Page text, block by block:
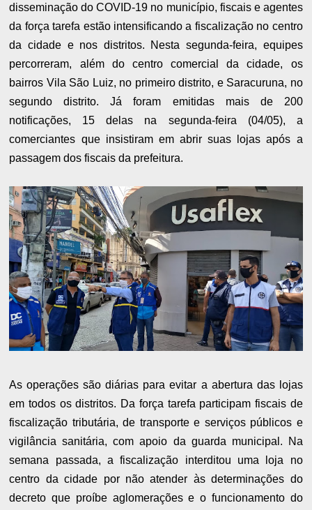
disseminação do COVID-19 no município, fiscais e agentes
da força tarefa estão intensificando a fiscalização no centro
da cidade e nos distritos. Nesta segunda-feira, equipes
percorreram, além do centro comercial da cidade, os
bairros Vila São Luiz, no primeiro distrito, e Saracuruna, no
segundo distrito. Já foram emitidas mais de 200
notificações, 15 delas na segunda-feira (04/05), a
comerciantes que insistiram em abrir suas lojas após a
passagem dos fiscais da prefeitura.
As operações são diárias para evitar a abertura das lojas
em todos os distritos. Da força tarefa participam fiscais de
fiscalização tributária, de transporte e serviços públicos e
vigilância sanitária, com apoio da guarda municipal. Na
semana passada, a fiscalização interditou uma loja no
centro da cidade por não atender às determinações do
decreto que proíbe aglomerações e o funcionamento do